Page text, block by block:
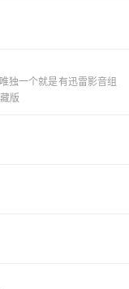
独一个就是有迅雷影音组
版